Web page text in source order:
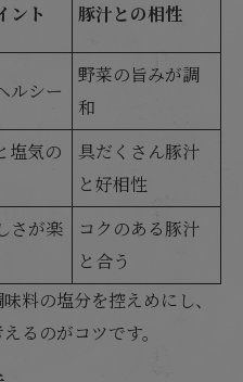
ント 豚汁との相性
ルシー
野菜の旨みが調
和
塩気の
具だくさん豚汁
と好相性
さが楽
コクのある豚汁
と合う
料の塩分を控えめにし、
るのがコツです。